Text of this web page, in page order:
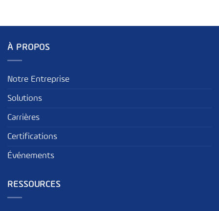
À PROPOS
Notre Entreprise
Solutions
Carrières
Certifications
Événements
RESSOURCES